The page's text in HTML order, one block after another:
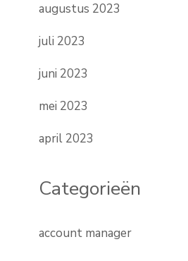
augustus 2023
juli 2023
juni 2023
mei 2023
april 2023
Categorieën
account manager